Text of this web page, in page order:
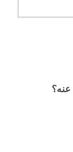
عنه؟